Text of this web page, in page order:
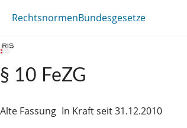
RechtsnormenBundesgesetze
§ 10 FeZG
Alte Fassung In Kraft seit 31.12.2010